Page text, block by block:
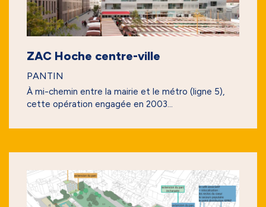
ZAC Hoche centre-ville
PANTIN
À mi-chemin entre la mairie et le métro (ligne 5),
cette opération engagée en 2003...